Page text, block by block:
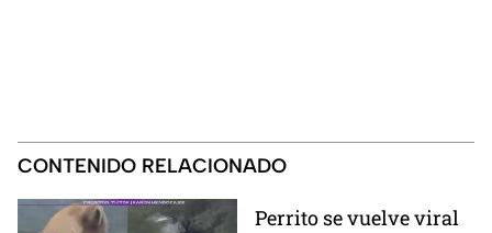
CONTENIDO RELACIONADO
Perrito se vuelve viral